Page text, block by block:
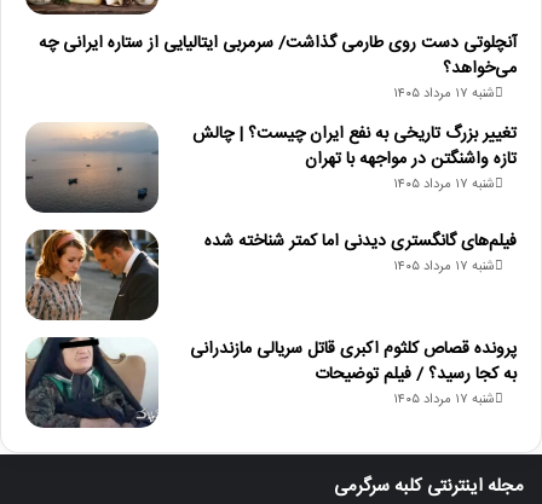
آنچلوتی دست روی طارمی گذاشت/ سرمربی ایتالیایی از ستاره ایرانی چه
می‌خواهد؟
شنبه ۱۷ مرداد ۱۴۰۵
تغییر بزرگ تاریخی به نفع ایران چیست؟ | چالش
تازه واشنگتن در مواجهه با تهران
شنبه ۱۷ مرداد ۱۴۰۵
فیلم‌های گانگستری دیدنی اما کمتر شناخته شده
شنبه ۱۷ مرداد ۱۴۰۵
پرونده قصاص کلثوم اکبری قاتل سریالی مازندرانی
به کجا رسید؟ / فیلم توضیحات
شنبه ۱۷ مرداد ۱۴۰۵
مجله اینترنتی کلبه سرگرمی